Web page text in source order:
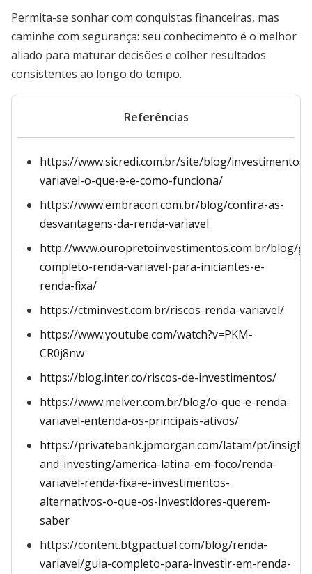
Permita-se sonhar com conquistas financeiras, mas
caminhe com segurança: seu conhecimento é o melhor
aliado para maturar decisões e colher resultados
consistentes ao longo do tempo.
Referências
https://www.sicredi.com.br/site/blog/
variavel-o-que-e-e-como-funciona/
https://www.embracon.com.br/blog/confira-as-
desvantagens-da-renda-variavel
http://www.ouropretoinvestimentos.com.br/blog/
completo-renda-variavel-para-iniciantes-e-
renda-fixa/
https://ctminvest.com.br/riscos-renda-variavel/
https://www.youtube.com/watch?v=PKM-
CR0j8nw
https://blog.inter.co/riscos-de-investimentos/
https://www.melver.com.br/blog/o-que-e-renda-
variavel-entenda-os-principais-ativos/
https://privatebank.jpmorgan.com/latam/pt/
and-investing/america-latina-em-foco/renda-
variavel-renda-fixa-e-investimentos-
alternativos-o-que-os-investidores-querem-
saber
https://content.btgpactual.com/blog/renda-
variavel/guia-completo-para-investir-em-renda-